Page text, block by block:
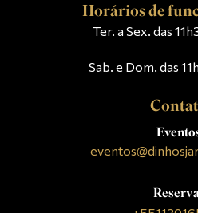
Horários de
Ter. a Sex. das
Sab. e Dom. das